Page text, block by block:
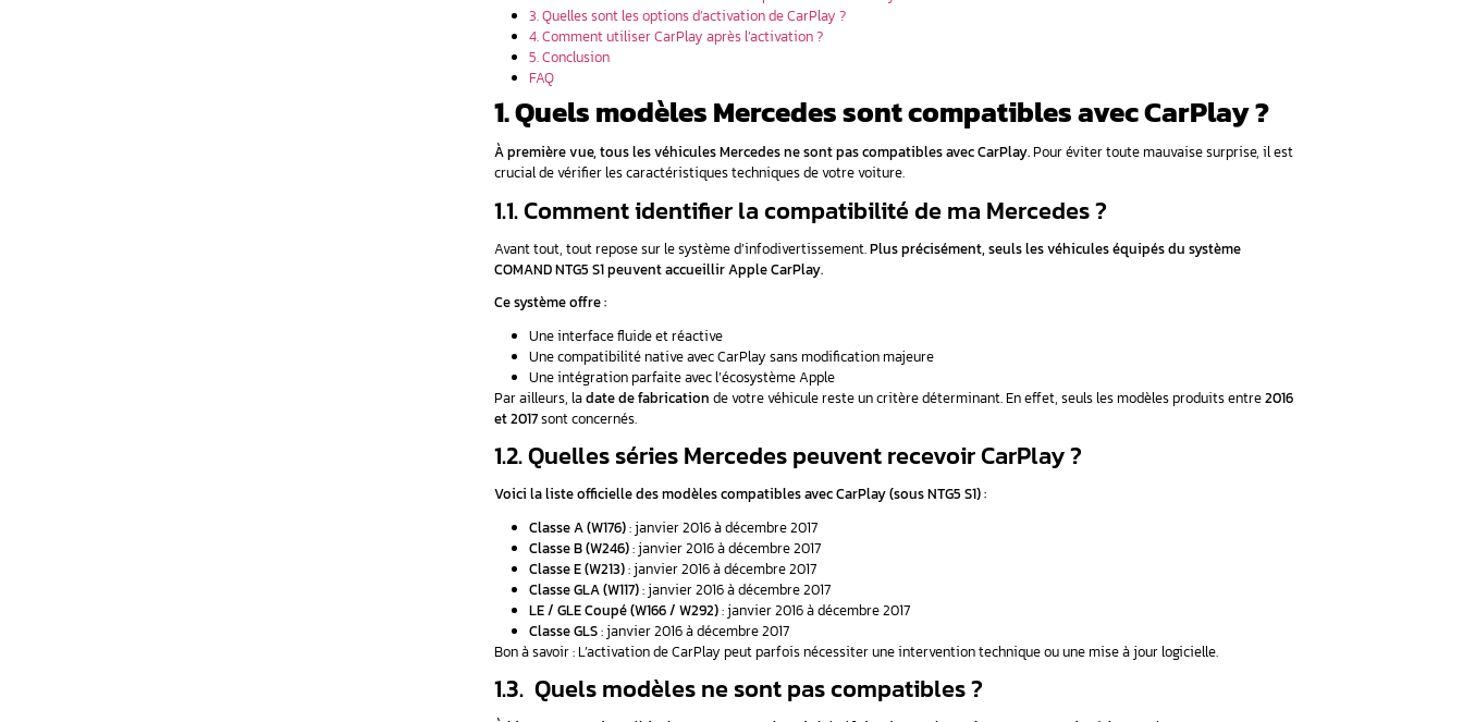
Comment connecter un iPhone
Comment enlever CarPlay Mercedes ?
Activation Carplay sur les modèles du
groupe VAG entre 2015 et 2021
Réparation Poste Radio SMEG : Guide
Complet des Solutions (Peugeot,
Sommaire
1. Quels modèles Mercedes sont compatibles avec CarPlay ?
2. Comment vérifier si mon Mercedes peut recevoir CarPlay ?
3. Quelles sont les options d’activation de CarPlay ?
4. Comment utiliser CarPlay après l’activation ?
5. Conclusion
FAQ
1. Quels modèles Mercedes sont compatibles avec